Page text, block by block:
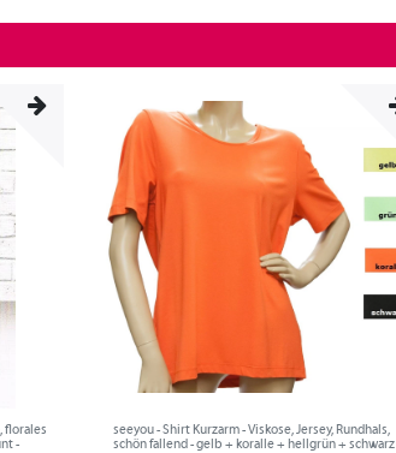
florales
-
seeyou - Shirt Kurzarm - Viskose, Jersey, Rundhals,
schön fallend - gelb + koralle + hellgrün + schwarz